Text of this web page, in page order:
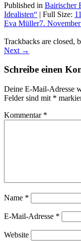
Published in Bairischer
Idealisten“ | Full Size:
Eva Müller7.
Trackbacks are closed,
Next →
Schreibe einen
Deine E-Mail-Adresse
Felder sind mit *
Kommentar *
Name *
E-Mail-Adresse *
Website